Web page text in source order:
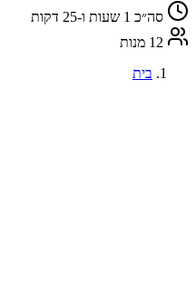
סה״כ
12 מנות
בית